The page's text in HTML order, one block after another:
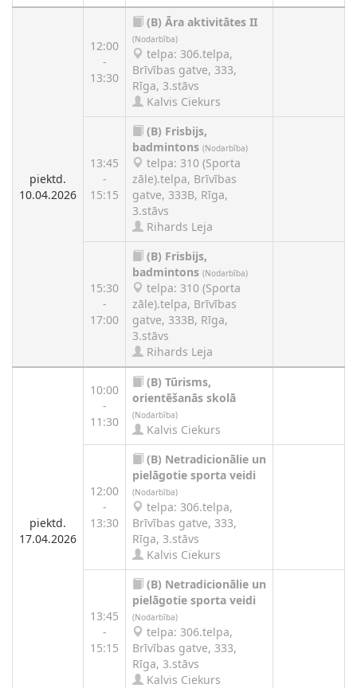
piektd.
10.04.2026
12:00
-
13:30
(B) Āra aktivitātes II
(Nodarbība)
telpa: 306.telpa,
Brīvības gatve, 333,
Rīga, 3.stāvs
Kalvis Ciekurs
13:45
-
15:15
(B) Frisbijs,
badmintons (Nodarbība)
telpa: 310 (Sporta
zāle).telpa, Brīvības
gatve, 333B, Rīga,
3.stāvs
Rihards Leja
15:30
-
17:00
(B) Frisbijs,
badmintons (Nodarbība)
telpa: 310 (Sporta
zāle).telpa, Brīvības
gatve, 333B, Rīga,
3.stāvs
Rihards Leja
piektd.
17.04.2026
10:00
-
11:30
(B) Tūrisms,
orientēšanās skolā
(Nodarbība)
Kalvis Ciekurs
12:00
-
13:30
(B) Netradicionālie un
pielāgotie sporta veidi
(Nodarbība)
telpa: 306.telpa,
Brīvības gatve, 333,
Rīga, 3.stāvs
Kalvis Ciekurs
13:45
-
15:15
(B) Netradicionālie un
pielāgotie sporta veidi
(Nodarbība)
telpa: 306.telpa,
Brīvības gatve, 333,
Rīga, 3.stāvs
Kalvis Ciekurs